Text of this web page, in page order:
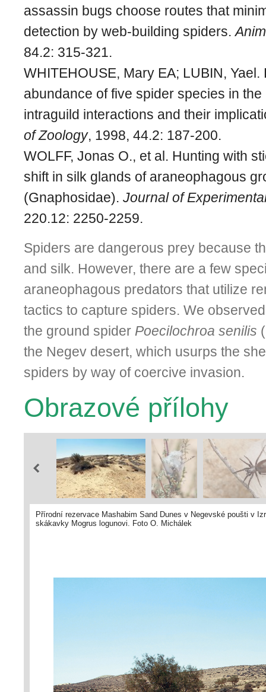
assassin bugs choose routes that
detection by web-building spiders.
84.2: 315-321.
WHITEHOUSE, Mary EA; LUBIN,
abundance of five spider species in
intraguild interactions and their
of Zoology, 1998, 44.2: 187-200.
WOLFF, Jonas O., et al. Hunting with
shift in silk glands of araneophagous
(Gnaphosidae). Journal of
220.12: 2250-2259.
Spiders are dangerous prey because
and silk. However, there are a few
araneophagous predators that utilize
tactics to capture spiders. We
the ground spider Poecilochroa senilis
the Negev desert, which usurps the
spiders by way of coercive invasion.
Obrazové přílohy
Přírodní rezervace Mashabim Sand Dunes v Negevské poušti v
skákavky Mogrus logunovi. Foto O. Michálek